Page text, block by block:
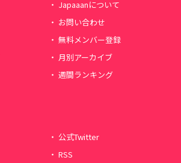
Japaaanについて
お問い合わせ
無料メンバー登録
月別アーカイブ
週間ランキング
公式Twitter
RSS